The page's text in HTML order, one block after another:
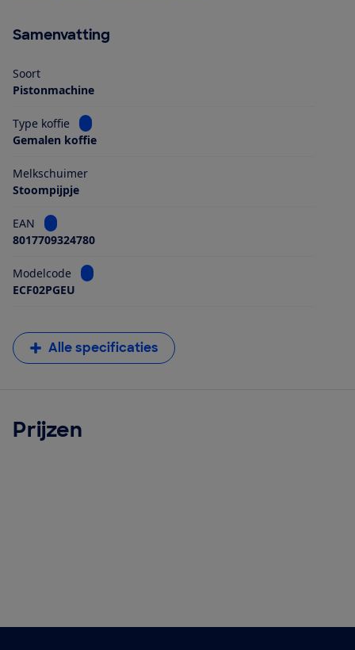
Samenvatting
Soort
Pistonmachine
Type koffie
Bekijk informatie voor Type koffie
Gemalen koffie
Melkschuimer
Stoompijpje
EAN
Bekijk informatie voor EAN
8017709324780
Modelcode
Bekijk informatie voor Modelcode
ECF02PGEU
Alle specificaties
Prijzen